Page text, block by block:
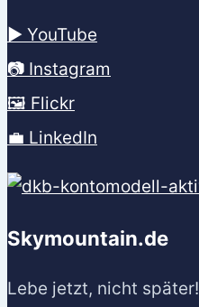
▶️ YouTube
📷 Instagram
🖼️ Flickr
💼 LinkedIn
Skymountain.de
Lebe jetzt, nicht